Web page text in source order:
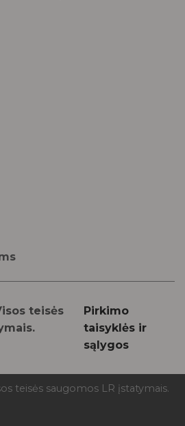
teisės
Pirkimo
taisyklės ir
sąlygos
teisės saugomos LR įstatymais.